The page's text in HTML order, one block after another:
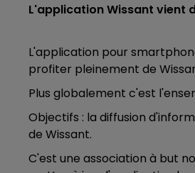
L'application Wissant vient
L'application pour
profiter pleinement de
Plus globalement c'est
Objectifs : la diffusion
de Wissant.
C'est une association à but